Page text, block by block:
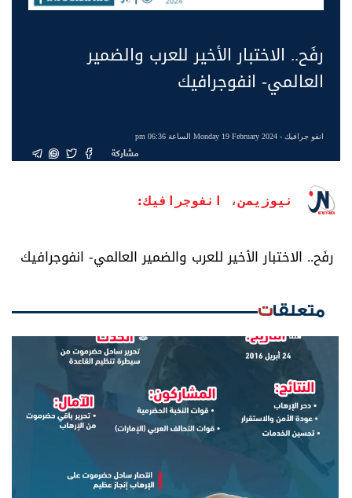
رفَح.. الاختبار الأخير للعرب والضمير
العالمي- انفوجرافيك
انفو جرافيك- Monday 19 February 2024 الساعة 06:36 pm
مشاركة
نيوزيمن، انفوجرافيك:
رفَح.. الاختبار الأخير للعرب والضمير العالمي- انفوجرافيك
متعلقات